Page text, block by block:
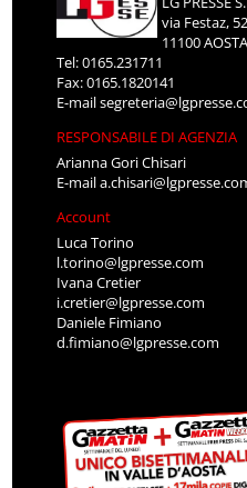
via Festaz, 52
11100 AOSTA
Tel: 0165.231711
Fax: 0165.1820141
E-mail
RESPONSABILE DI AGENZIA
Arianna Gori Chisari
E-mail
Account
Luca Torino
l.torino@lgpresse.com
Ivana Cretier
i.cretier@lgpresse.com
Daniele Fimiano
d.fimiano@lgpresse.com